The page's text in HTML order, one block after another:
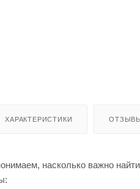
ХАРАКТЕРИСТИКИ ОТЗЫВЫ
насколько важно